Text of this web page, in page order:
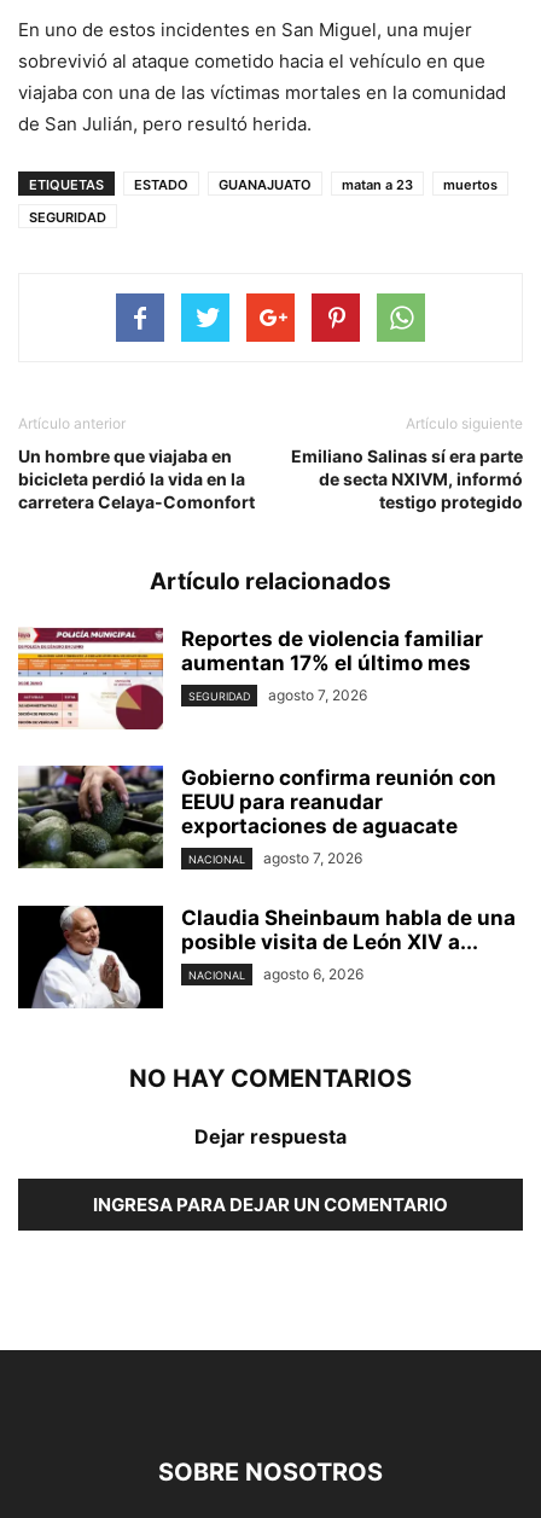
En uno de estos incidentes en San Miguel, una mujer
sobrevivió al ataque cometido hacia el vehículo en que
viajaba con una de las víctimas mortales en la comunidad
de San Julián, pero resultó herida.
ETIQUETAS ESTADO GUANAJUATO matan a 23
muertos
SEGURIDAD
Artículo anterior
Un hombre que viajaba en
bicicleta perdió la vida en la
carretera Celaya-Comonfort
Artículo siguiente
Emiliano Salinas sí era parte
de secta NXIVM, informó
testigo protegido
Artículo relacionados
Reportes de violencia familiar
aumentan 17% el último mes
SEGURIDAD agosto 7, 2026
Gobierno confirma reunión con
EEUU para reanudar
exportaciones de aguacate
NACIONAL agosto 7, 2026
Claudia Sheinbaum habla de una
posible visita de León XIV a...
NACIONAL agosto 6, 2026
NO HAY COMENTARIOS
Dejar respuesta
INGRESA PARA DEJAR UN COMENTARIO
SOBRE NOSOTROS